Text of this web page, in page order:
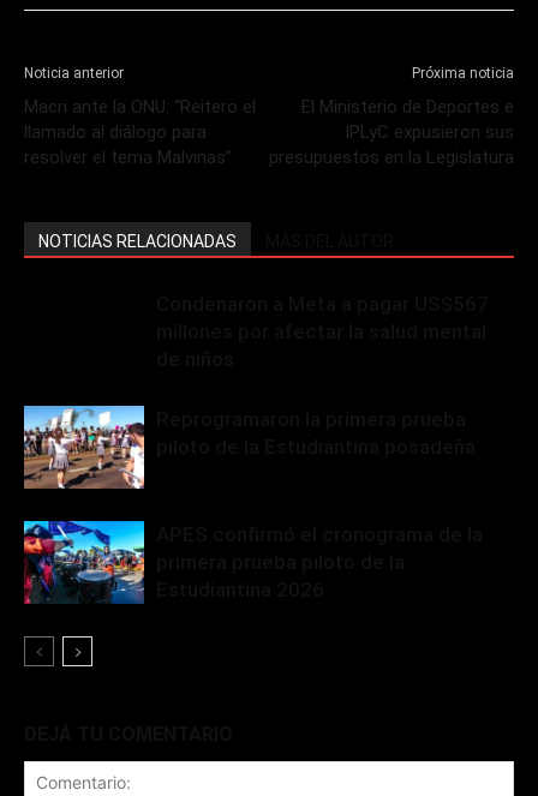
Noticia anterior
Macri ante la ONU: “Reitero el
llamado al diálogo para
resolver el tema Malvinas”
Próxima noticia
El Ministerio de Deportes e
IPLyC expusieron sus
presupuestos en la Legislatura
NOTICIAS RELACIONADAS